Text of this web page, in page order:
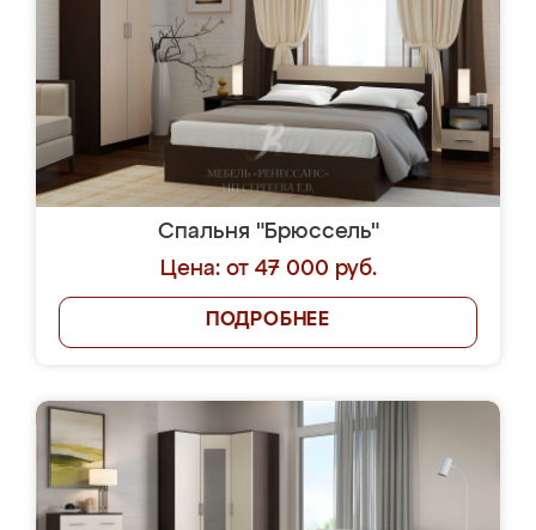
Спальня "Брюссель"
Цена: от 47 000 руб.
ПОДРОБНЕЕ